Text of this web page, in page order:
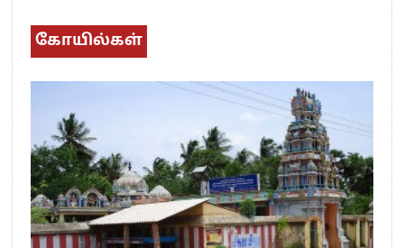
கோயில்கள்